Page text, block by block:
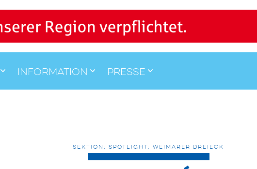
Information Presse
SEKTION: SPOTLIGHT: WEIMARER DREIECK